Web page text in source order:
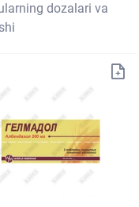
dozalari va